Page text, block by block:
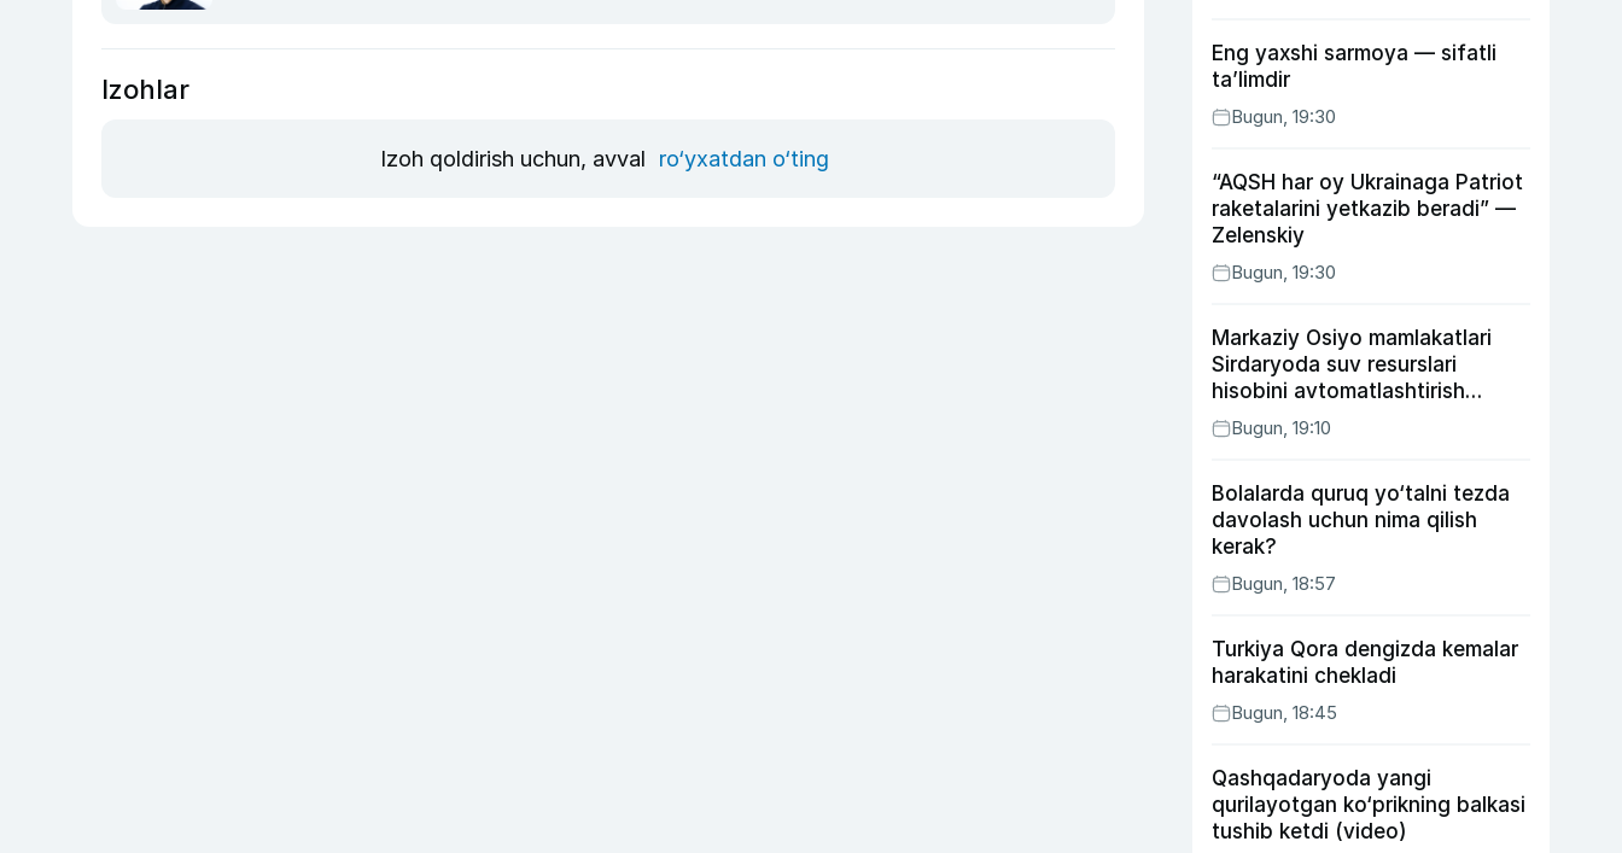
Izohlar
Izoh qoldirish uchun, avval ro‘yxatdan o‘ting
Eng yaxshi sarmoya — sifatli
ta’limdir
Bugun, 19:30
“AQSH har oy Ukrainaga Patriot
raketalarini yetkazib beradi” —
Zelenskiy
Bugun, 19:30
Markaziy Osiyo mamlakatlari
Sirdaryoda suv resurslari
hisobini avtomatlashtirish
rejasini ishlab chiqishni
ma’qulladi
Bugun, 19:10
Bolalarda quruq yo‘talni tezda
davolash uchun nima qilish
kerak?
Bugun, 18:57
Turkiya Qora dengizda kemalar
harakatini chekladi
Bugun, 18:45
Qashqadaryoda yangi
qurilayotgan ko‘prikning balkasi
tushib ketdi (video)